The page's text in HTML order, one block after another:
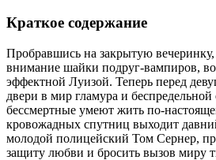
Краткое содержание
Пробравшись на закрытую
внимание шайки подруг-вампиров,
эффектной Луизой. Теперь перед
двери в мир гламура и беспредельной
бессмертные умеют жить по-
кровожадных спутниц выходит
молодой полицейский Том Сернер,
защиту любви и бросить вызов миру